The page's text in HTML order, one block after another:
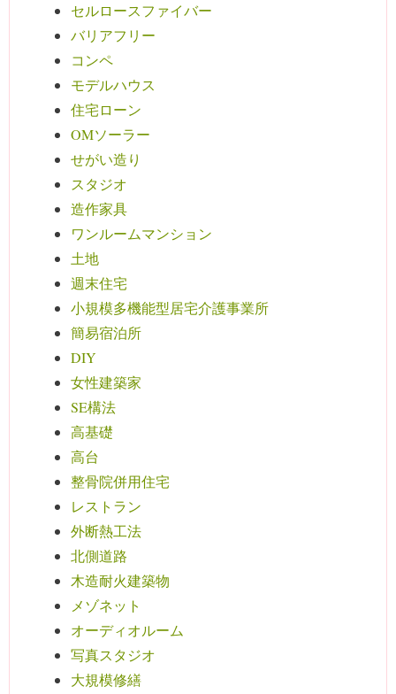
セルロースファイバー
バリアフリー
コンペ
モデルハウス
住宅ローン
OMソーラー
せがい造り
スタジオ
造作家具
ワンルームマンション
土地
週末住宅
小規模多機能型居宅介護事業所
簡易宿泊所
DIY
女性建築家
SE構法
高基礎
高台
整骨院併用住宅
レストラン
外断熱工法
北側道路
木造耐火建築物
メゾネット
オーディオルーム
写真スタジオ
大規模修繕